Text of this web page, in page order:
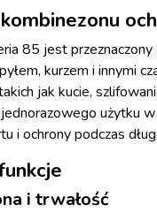
85 jest przeznaczony
kurzem i innymi
jak kucie,
użytku
i ochrony podczas
i trwałość